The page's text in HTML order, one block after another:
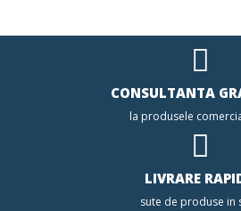
CONSULTANTA
la produsele
LIVRARE
sute de produse in